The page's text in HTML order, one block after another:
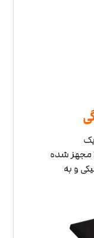
مجهز شده
و به